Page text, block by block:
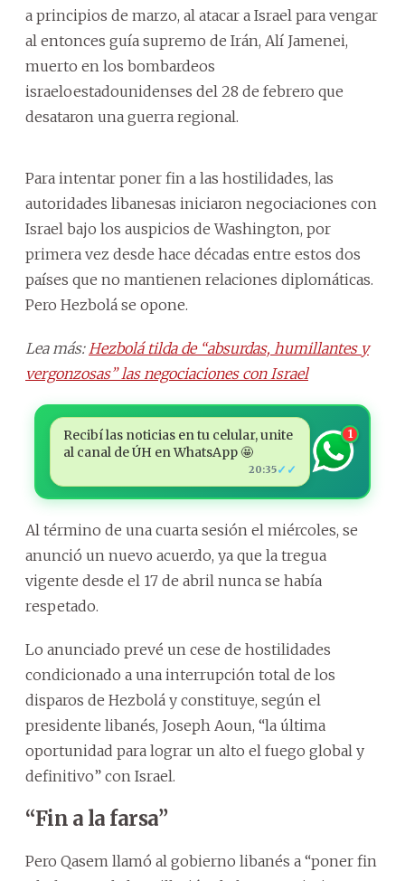
a principios de marzo, al atacar a Israel para vengar
al entonces guía supremo de Irán, Alí Jamenei,
muerto en los bombardeos
israeloestadounidenses del 28 de febrero que
desataron una guerra regional.
Para intentar poner fin a las hostilidades, las
autoridades libanesas iniciaron negociaciones con
Israel bajo los auspicios de Washington, por
primera vez desde hace décadas entre estos dos
países que no mantienen relaciones diplomáticas.
Pero Hezbolá se opone.
Lea más: Hezbolá tilda de “absurdas, humillantes y
vergonzosas” las negociaciones con Israel
Recibí las noticias en tu celular, unite
al canal de ÚH en WhatsApp 🤩
20:35✓✓
1
Al término de una cuarta sesión el miércoles, se
anunció un nuevo acuerdo, ya que la tregua
vigente desde el 17 de abril nunca se había
respetado.
Lo anunciado prevé un cese de hostilidades
condicionado a una interrupción total de los
disparos de Hezbolá y constituye, según el
presidente libanés, Joseph Aoun, “la última
oportunidad para lograr un alto el fuego global y
definitivo” con Israel.
“Fin a la farsa”
Pero Qasem llamó al gobierno libanés a “poner fin